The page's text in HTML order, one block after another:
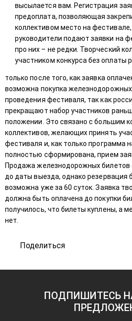
высылается вам. Регистрация
предоплата, позволяющая
коллективом место на фестивале,
руководители подают заявки на
про них – не редки. Творческий
участником конкурса без оплаты
только после того, как заявка
возможна покупка
проведения фестиваля, так как
прекращают набор участников
положении. Это связано с большим
коллективов, желающих принять
фестиваля и, как только программа
полностью сформирована, прием
Продажа железнодорожных билетов
до даты выезда, однако резервация
возможна уже за 60 суток. Заявка
должна быть оплачена до покупки
получилось, что билеты куплены, а
нет.
Поделиться
ПОДПИШИТЕСЬ